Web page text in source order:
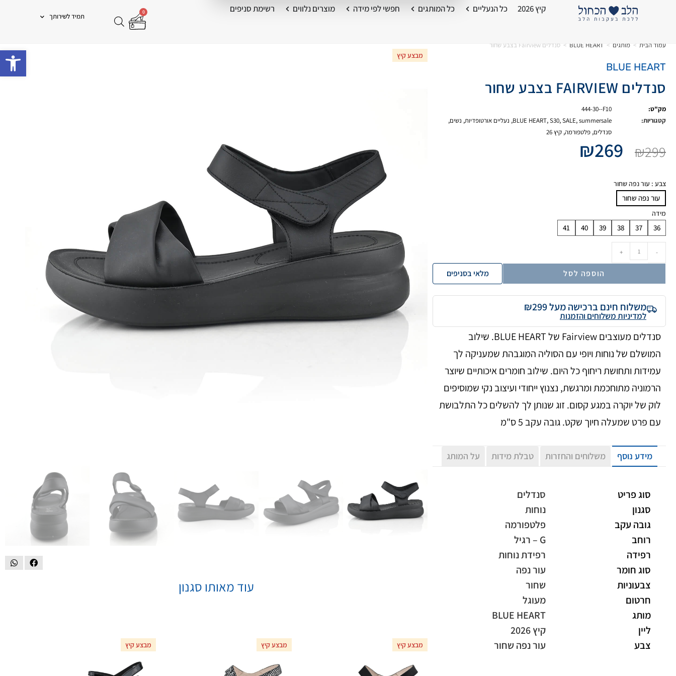
קיץ 2026 כל הנעליים כל המותגים חפשי לפי מידה מוצרים נלווים רשימת סניפים 0
תמיד לשירותך
עמוד הבית > מותגים >
BLUE HEART
> סנדלים Fairview בצבע שחור
BLUE HEART
סנדלים FAIRVIEW בצבע שחור
מק"ט:
444-30--F10
קטגוריות:
BLUE HEART,S30,SALE,summersale
, נעליים אורטופדיות, נשים,
סנדלים, פלטפורמה, קיץ 26
₪299
₪269
צבע : עור נפה שחור
עור נפה שחור
מידה
36
37
38
39
40
41
-
+
הוספה לסל מלאי בסניפים
משלוח חינם ברכישה מעל ₪299
למדיניות משלוחים והזמנות
סנדלים מעוצבים Fairview של BLUE HEART. שילוב
המושלם של נוחות ויופי עם הסוליה המוגבהת שמעניקה לך
עמידות ותחושת ריחוף כל היום. שילוב חומרים איכותיים שיוצר
הרמוניה מתוחכמת ומרגשת, נצנוץ ייחודי ועיצוב נקי שמוסיפים
לוק של יוקרה במגע קסום. זוג שנותן לך להשלים כל התלבושת
עם פרט שמעלה חיוך שקט. גובה עקב 5 ס"מ
מידע נוסף משלוחים והחזרות טבלת מידות על המותג
סוג פריט
סנדלים
סגנון
נוחות
גובה עקב
פלטפורמה
רוחב
G – רגיל
רפידה
רפידת נוחות
סוג חומר
עור נפה
צבעוניות
שחור
חרטום
מעוגל
מותג
BLUE HEART
ליין
קיץ 2026
צבע
עור נפה שחור
מבצע קיץ
עוד מאותו סגנון
מבצע קיץ מבצע קיץ מבצע קיץ